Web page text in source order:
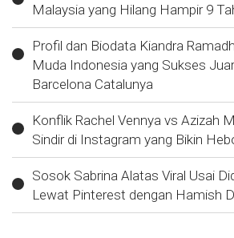
Malaysia yang Hilang Hampir 9
Profil dan Biodata Kiandra
Muda Indonesia yang Sukses
Barcelona Catalunya
Konflik Rachel Vennya vs Azizah
Sindir di Instagram yang Bikin
Sosok Sabrina Alatas Viral Usai
Lewat Pinterest dengan Hamish